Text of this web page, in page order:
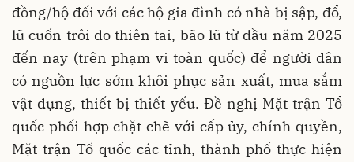
đồng/hộ đối với các hộ gia đình có nhà bị sập, đổ,
lũ cuốn trôi do thiên tai, bão lũ từ đầu năm 2025
đến nay (trên phạm vi toàn quốc) để người dân
có nguồn lực sớm khôi phục sản xuất, mua sắm
vật dụng, thiết bị thiết yếu. Đề nghị Mặt trận Tổ
quốc phối hợp chặt chẽ với cấp ủy, chính quyền,
Mặt trận Tổ quốc các tỉnh, thành phố thực hiện